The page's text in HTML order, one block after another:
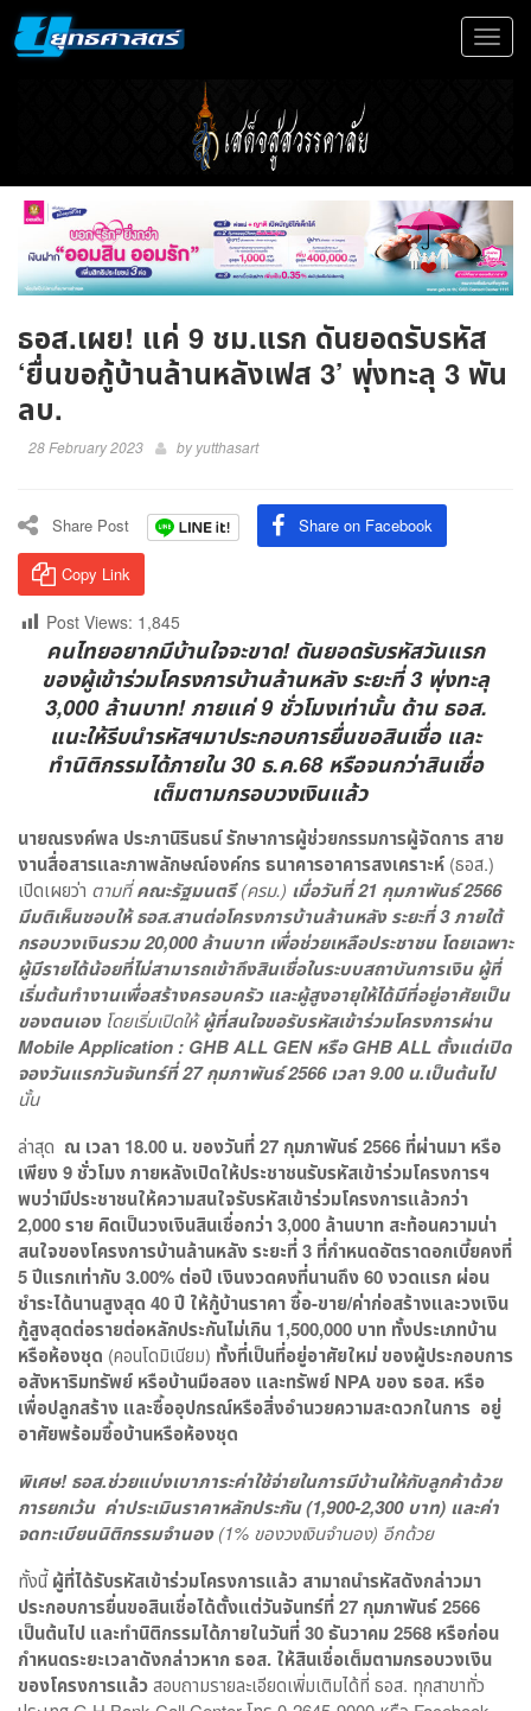
Toggle
ธอส.เผย! แค่ 9 ชม.แรก ดันยอดรับรหัส
‘ยื่นขอกู้บ้านล้านหลังเฟส 3’ พุ่งทะลุ 3 พัน
ลบ.
28 February 2023 by yutthasart
Share Post Share on Facebook
Copy Link
Post Views: 1,845
คนไทยอยากมีบ้านใจจะขาด! ดันยอดรับรหัสวันแรก
ของผู้เข้าร่วมโครงการบ้านล้านหลัง ระยะที่ 3 พุ่งทะลุ
3,000 ล้านบาท! ภายแค่ 9 ชั่วโมงเท่านั้น ด้าน ธอส.
แนะให้รีบนำรหัสฯมาประกอบการยื่นขอสินเชื่อ และ
ทำนิติกรรมได้ภายใน 30 ธ.ค.68 หรือจนกว่าสินเชื่อ
เต็มตามกรอบวงเงินแล้ว
นายณรงค์พล ประภานิรินธน์ รักษาการผู้ช่วยกรรมการผู้จัดการ สาย
งานสื่อสารและภาพลักษณ์องค์กร ธนาคารอาคารสงเคราะห์ (ธอส.)
เปิดเผยว่า ตามที่คณะรัฐมนตรี(ครม.) เมื่อวันที่21 กุมภาพันธ์2566
มีมติเห็นชอบให้ ธอส.สานต่อโครงการบ้านล้านหลัง ระยะที่3ภายใต้
กรอบวงเงินรวม20,000ล้านบาท เพื่อช่วยเหลือประชาชน โดยเฉพาะ
ผู้มีรายได้น้อยที่ไม่สามารถเข้าถึงสินเชื่อในระบบสถาบันการเงิน ผู้ที่
เริ่มต้นทำงานเพื่อสร้างครอบครัว และผู้สูงอายุให้ได้มีที่อยู่อาศัยเป็น
ของตนเองโดยเริ่มเปิดให้ผู้ที่สนใจขอรับรหัสเข้าร่วมโครงการผ่าน
Mobile Application : GHB ALL GENหรือGHB ALL ตั้งแต่เปิด
จองวันแรกวันจันทร์ที่27กุมภาพันธ์2566เวลา9.00น.เป็นต้นไป
นั้น
ล่าสุด ณ เวลา 18.00 น. ของวันที่ 27 กุมภาพันธ์ 2566 ที่ผ่านมา หรือ
เพียง9ชั่วโมง ภายหลังเปิดให้ประชาชนรับรหัสเข้าร่วมโครงการฯ
พบว่ามีประชาชนให้ความสนใจรับรหัสเข้าร่วมโครงการแล้วกว่า
2,000ราย คิดเป็นวงเงินสินเชื่อกว่า3,000 ล้านบาท สะท้อนความน่า
สนใจของโครงการบ้านล้านหลัง ระยะที่3 ที่กำหนดอัตราดอกเบี้ยคงที่
5ปีแรกเท่ากับ3.00% ต่อปี เงินงวดคงที่นานถึง60งวดแรก ผ่อน
ชำระได้นานสูงสุด 40ปี ให้กู้บ้านราคา ซื้อ-ขาย/ค่าก่อสร้างและวงเงิน
กู้สูงสุดต่อรายต่อหลักประกันไม่เกิน 1,500,000 บาท ทั้งประเภทบ้าน
หรือห้องชุด (คอนโดมิเนียม) ทั้งที่เป็นที่อยู่อาศัยใหม่ ของผู้ประกอบการ
อสังหาริมทรัพย์ หรือบ้านมือสอง และทรัพย์ NPAของ ธอส. หรือ
เพื่อปลูกสร้าง และซื้ออุปกรณ์หรือสิ่งอำนวยความสะดวกในการ อยู่
อาศัยพร้อมซื้อบ้านหรือห้องชุด
พิเศษ! ธอส.ช่วยแบ่งเบาภาระค่าใช้จ่ายในการมีบ้านให้กับลูกค้าด้วย
การยกเว้น ค่าประเมินราคาหลักประกัน (1,900-2,300บาท) และค่า
จดทะเบียนนิติกรรมจำนอง(1% ของวงเงินจำนอง) อีกด้วย
ทั้งนี้ ผู้ที่ได้รับรหัสเข้าร่วมโครงการแล้ว สามาถนำรหัสดังกล่าวมา
ประกอบการยื่นขอสินเชื่อได้ตั้งแต่วันจันทร์ที่ 27 กุมภาพันธ์ 2566
เป็นต้นไป และทำนิติกรรมได้ภายในวันที่ 30 ธันวาคม 2568 หรือก่อน
กำหนดระยะเวลาดังกล่าวหาก ธอส. ให้สินเชื่อเต็มตามกรอบวงเงิน
ของโครงการแล้วสอบถามรายละเอียดเพิ่มเติมได้ที่ ธอส. ทุกสาขาทั่ว